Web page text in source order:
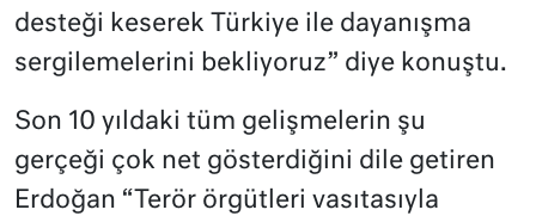
desteği keserek Türkiye ile dayanışma
sergilemelerini bekliyoruz” diye konuştu.
Son 10 yıldaki tüm gelişmelerin şu
gerçeği çok net gösterdiğini dile getiren
Erdoğan “Terör örgütleri vasıtasıyla